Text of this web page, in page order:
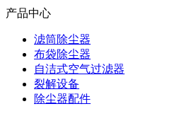
产品中心
滤筒除尘器
布袋除尘器
自洁式空气过滤器
裂解设备
除尘器配件